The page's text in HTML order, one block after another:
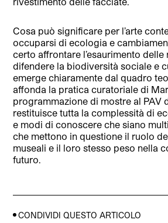
Cosa può significare per l’arte
occuparsi di ecologia e
certo affrontare l’esaurimento delle
difendere la biodiversità sociale e
emerge chiaramente dal quadro
affonda la pratica curatoriale di
programmazione di mostre al PAV
restituisce tutta la complessità di
e modi di conoscere che siano
che mettono in questione il ruolo
museali e il loro stesso peso nella
futuro.
CONDIVIDI QUESTO ARTICOLO